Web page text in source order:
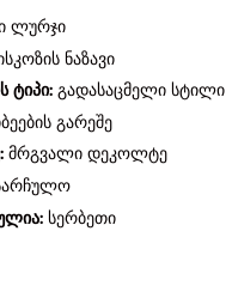
ლურჯი
ნაზავი
ტიპი:გადასაცმელი სტილი
გარეშე
მრგვალი დეკოლტე
სერბეთი